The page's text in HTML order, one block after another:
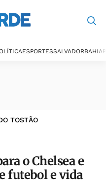
ESPORTESSALVADORBAHIA
TOSTÃO
o Chelsea e
futebol e vida